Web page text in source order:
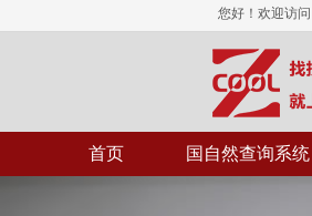
您好！欢迎访问
首页 国自然查询系统